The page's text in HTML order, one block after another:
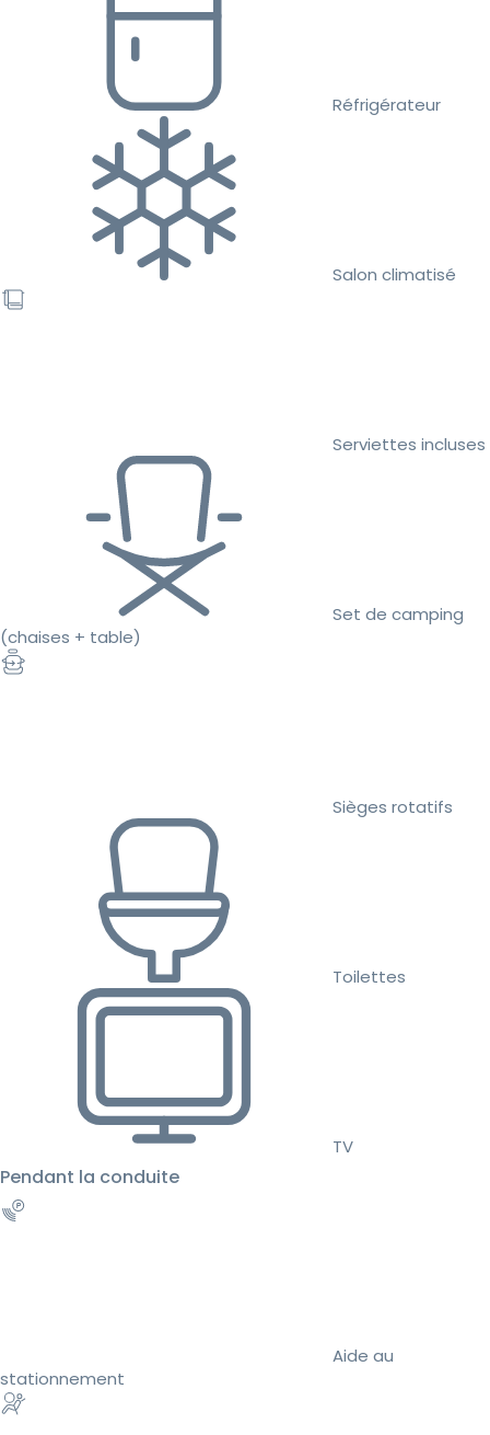
Réfrigérateur
Salon climatisé
Serviettes incluses
Set de camping
(chaises + table)
Sièges rotatifs
Toilettes
TV
Pendant la conduite
Aide au
stationnement